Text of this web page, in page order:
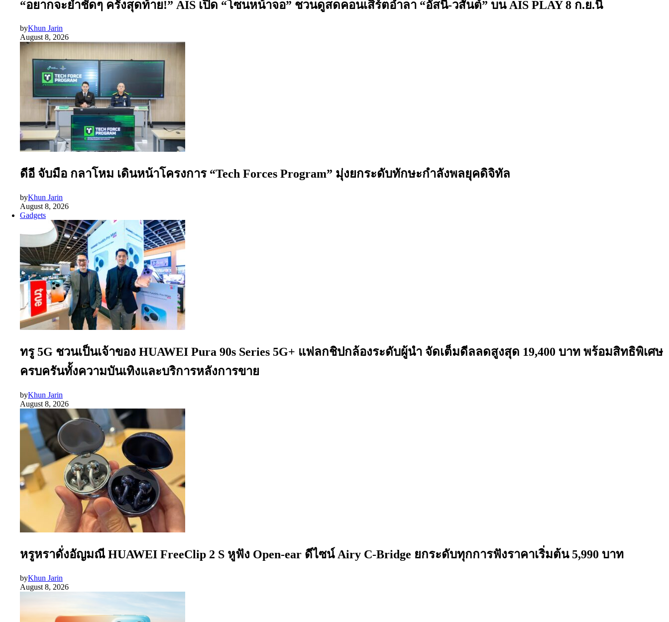
“อยากจะย้ำชัดๆ ครั้งสุดท้าย!” AIS เปิด “โซนหน้าจอ” ชวนดูสดคอนเสิร์ตอำลา “อัสนี-วสันต์” บน AIS PLAY 8 ก.ย.นี้
byKhun Jarin
August 8, 2026
ดีอี จับมือ กลาโหม เดินหน้าโครงการ “Tech Forces Program” มุ่งยกระดับทักษะกำลังพลยุคดิจิทัล
byKhun Jarin
August 8, 2026
Gadgets
ทรู 5G ชวนเป็นเจ้าของ HUAWEI Pura 90s Series 5G+ แฟลกชิปกล้องระดับผู้นำ จัดเต็มดีลลดสูงสุด 19,400 บาท พร้อมสิทธิพิเศษ
ครบครันทั้งความบันเทิงและบริการหลังการขาย
byKhun Jarin
August 8, 2026
หรูหราดั่งอัญมณี HUAWEI FreeClip 2 S หูฟัง Open-ear ดีไซน์ Airy C-Bridge ยกระดับทุกการฟังราคาเริ่มต้น 5,990 บาท
byKhun Jarin
August 8, 2026